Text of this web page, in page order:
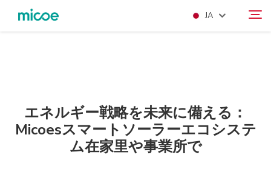
JA
SOLŪSHON
サポートおよびサービス
メディアセンター
エネルギー戦略を未来に備える：
Micoesスマートソーラーエコシステ
ム在家里や事業所で